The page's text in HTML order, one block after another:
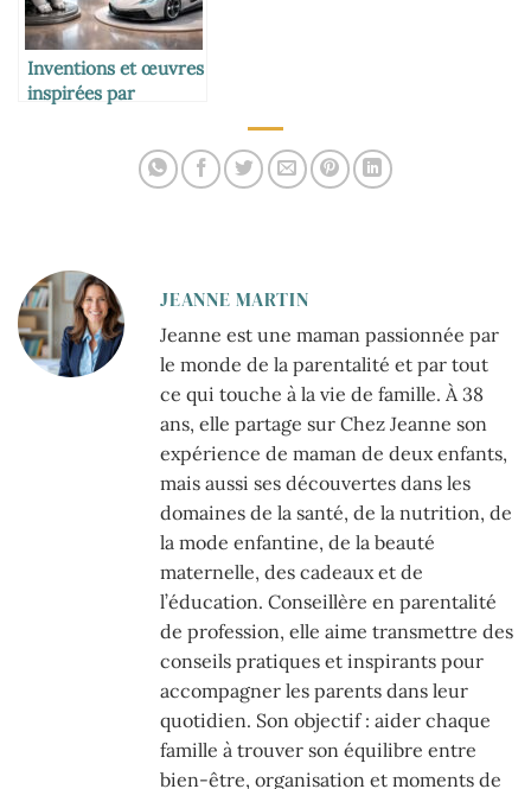
Inventions et œuvres
inspirées par
JEANNE MARTIN
Jeanne est une maman passionnée par
le monde de la parentalité et par tout
ce qui touche à la vie de famille. À 38
ans, elle partage sur Chez Jeanne son
expérience de maman de deux enfants,
mais aussi ses découvertes dans les
domaines de la santé, de la nutrition, de
la mode enfantine, de la beauté
maternelle, des cadeaux et de
l’éducation. Conseillère en parentalité
de profession, elle aime transmettre des
conseils pratiques et inspirants pour
accompagner les parents dans leur
quotidien. Son objectif : aider chaque
famille à trouver son équilibre entre
bien-être, organisation et moments de